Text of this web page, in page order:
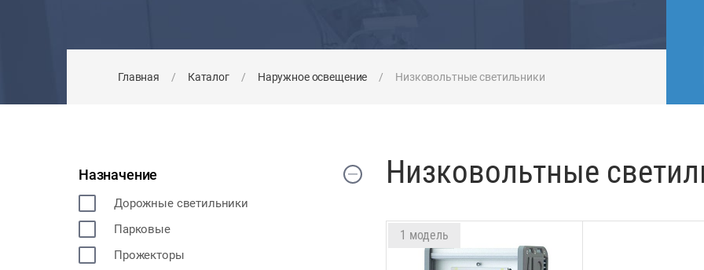
Главная / Каталог / Наружное освещение / Низковольтные светильники
Назначение
Дорожные светильники
Парковые
Прожекторы
Низковольтные
1 модель